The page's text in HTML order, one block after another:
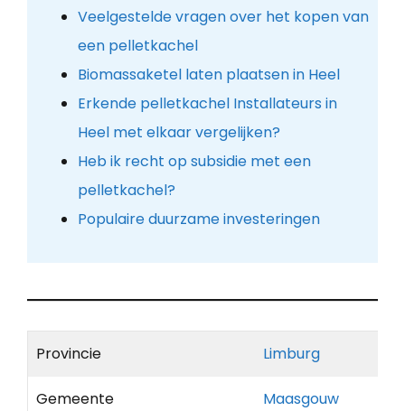
Veelgestelde vragen over het kopen van
een pelletkachel
Biomassaketel laten plaatsen in Heel
Erkende pelletkachel Installateurs in
Heel met elkaar vergelijken?
Heb ik recht op subsidie met een
pelletkachel?
Populaire duurzame investeringen
Provincie Limburg
Gemeente Maasgouw